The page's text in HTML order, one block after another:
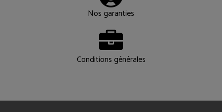
Nos garanties
Conditions générales